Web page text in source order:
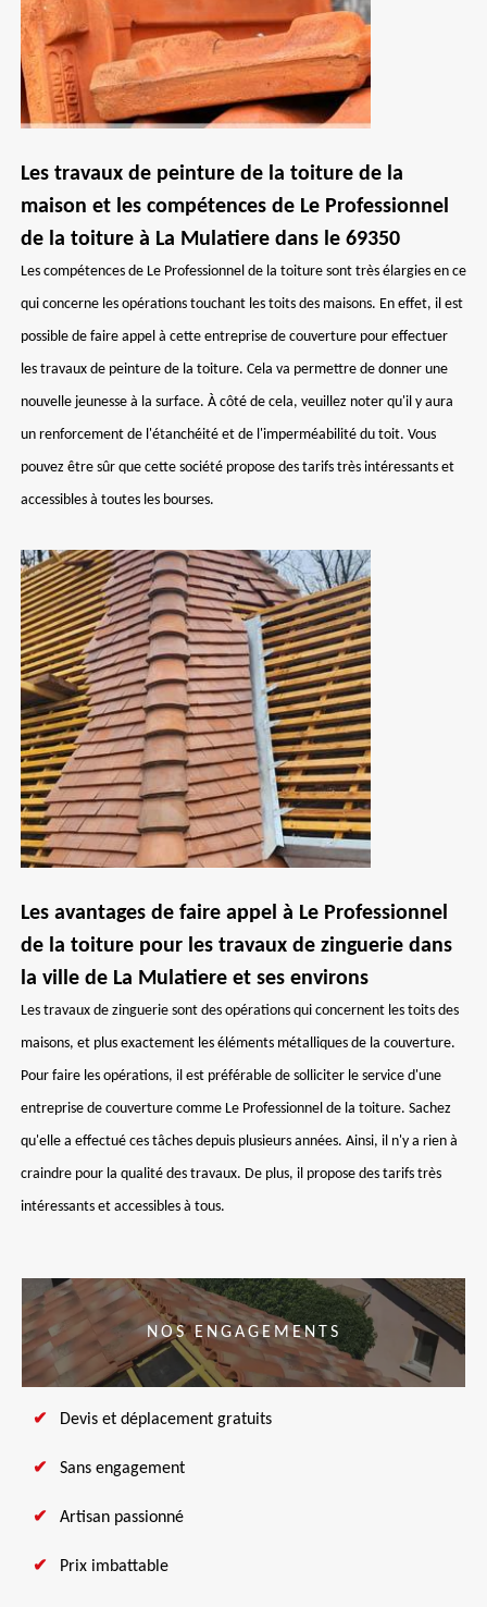
Les travaux de peinture de la toiture de la
maison et les compétences de Le Professionnel
de la toiture à La Mulatiere dans le 69350
Les compétences de Le Professionnel de la toiture sont très élargies en ce
qui concerne les opérations touchant les toits des maisons. En effet, il est
possible de faire appel à cette entreprise de couverture pour effectuer
les travaux de peinture de la toiture. Cela va permettre de donner une
nouvelle jeunesse à la surface. À côté de cela, veuillez noter qu'il y aura
un renforcement de l'étanchéité et de l'imperméabilité du toit. Vous
pouvez être sûr que cette société propose des tarifs très intéressants et
accessibles à toutes les bourses.
Les avantages de faire appel à Le Professionnel
de la toiture pour les travaux de zinguerie dans
la ville de La Mulatiere et ses environs
Les travaux de zinguerie sont des opérations qui concernent les toits des
maisons, et plus exactement les éléments métalliques de la couverture.
Pour faire les opérations, il est préférable de solliciter le service d'une
entreprise de couverture comme Le Professionnel de la toiture. Sachez
qu'elle a effectué ces tâches depuis plusieurs années. Ainsi, il n'y a rien à
craindre pour la qualité des travaux. De plus, il propose des tarifs très
intéressants et accessibles à tous.
NOS ENGAGEMENTS
Devis et déplacement gratuits
Sans engagement
Artisan passionné
Prix imbattable